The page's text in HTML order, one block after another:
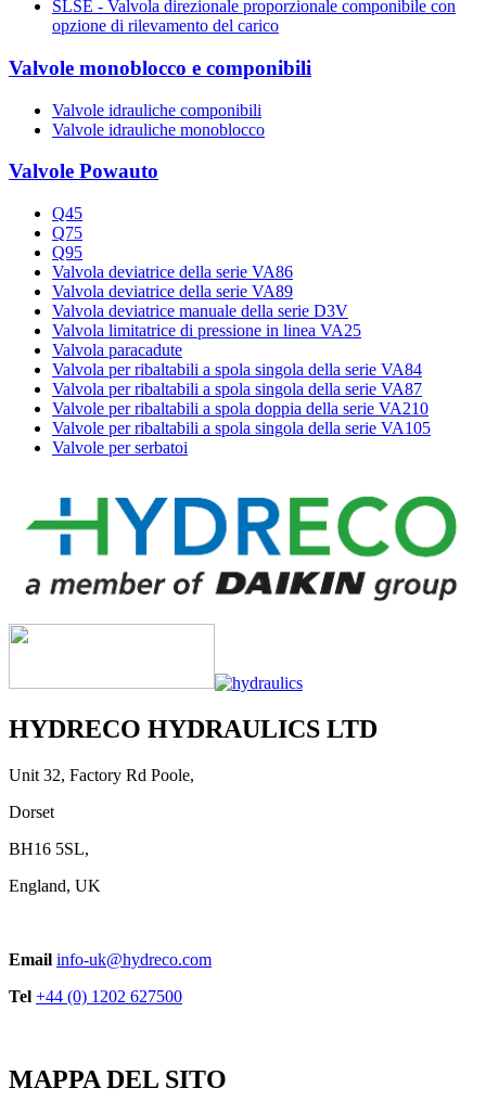
SLSE - Valvola direzionale proporzionale componibile con
opzione di rilevamento del carico
Valvole monoblocco e componibili
Valvole idrauliche componibili
Valvole idrauliche monoblocco
Valvole Powauto
Q45
Q75
Q95
Valvola deviatrice della serie VA86
Valvola deviatrice della serie VA89
Valvola deviatrice manuale della serie D3V
Valvola limitatrice di pressione in linea VA25
Valvola paracadute
Valvola per ribaltabili a spola singola della serie VA84
Valvola per ribaltabili a spola singola della serie VA87
Valvole per ribaltabili a spola doppia della serie VA210
Valvole per ribaltabili a spola singola della serie VA105
Valvole per serbatoi
HYDRECO HYDRAULICS LTD
Unit 32, Factory Rd Poole,
Dorset
BH16 5SL,
England, UK
Email info-uk@hydreco.com
Tel +44 (0) 1202 627500
MAPPA DEL SITO